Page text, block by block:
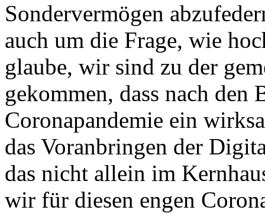
Sondervermögen
auch um die Frage, wie
glaube, wir sind zu der
gekommen, dass nach den
Coronapandemie ein
das Voranbringen der
das nicht allein im
wir für diesen engen